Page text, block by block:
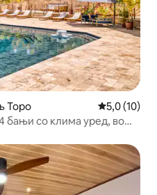
Торо Просечна
5,0 (10)
бањи со клима уред, во
на гостите“